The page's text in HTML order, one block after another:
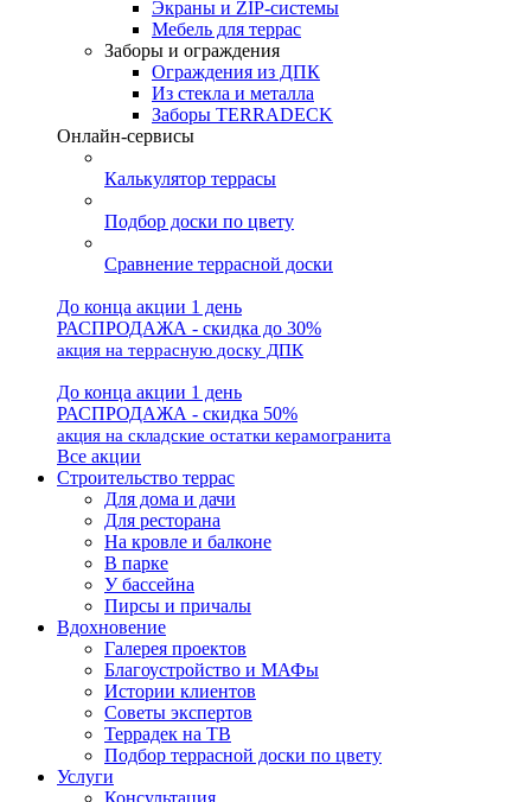
Экраны и ZIP-системы
Мебель для террас
Заборы и ограждения
Ограждения из ДПК
Из стекла и металла
Заборы TERRADECK
Онлайн-сервисы
Калькулятор террасы
Подбор доски по цвету
Сравнение террасной доски
До конца акции 1 день
РАСПРОДАЖА - скидка до 30%
акция на террасную доску ДПК
До конца акции 1 день
РАСПРОДАЖА - скидка 50%
акция на складские остатки керамогранита
Все акции
Строительство террас
Для дома и дачи
Для ресторана
На кровле и балконе
В парке
У бассейна
Пирсы и причалы
Вдохновение
Галерея проектов
Благоустройство и МАФы
Истории клиентов
Советы экспертов
Террадек на ТВ
Подбор террасной доски по цвету
Услуги
Консультация